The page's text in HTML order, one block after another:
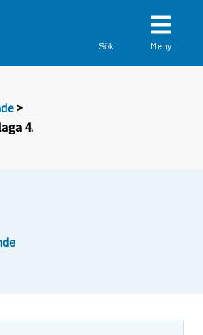
Sök Meny
>
4.